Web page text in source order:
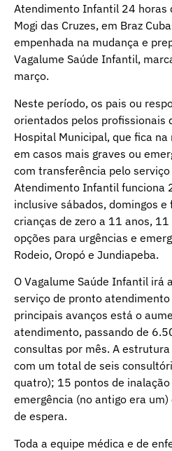
Atendimento Infantil 24 horas
Mogi das Cruzes, em Braz
empenhada na mudança e
Vagalume Saúde Infantil,
março.
Neste período, os pais ou
orientados pelos profissionais
Hospital Municipal, que fica
em casos mais graves ou
com transferência pelo
Atendimento Infantil funciona
inclusive sábados, domingos
crianças de zero a 11 anos,
opções para urgências e
Rodeio, Oropó e Jundiapeba.
O Vagalume Saúde Infantil irá
serviço de pronto
principais avanços está o
atendimento, passando de
consultas por mês. A
com um total de seis
quatro); 15 pontos de
emergência (no antigo era
de espera.
Toda a equipe médica e de